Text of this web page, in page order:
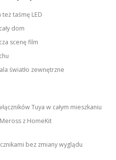
też taśmę LED
dom
scenę film
światło zewnętrzne
Tuya w całym mieszkaniu
z HomeKit
bez zmiany wyglądu